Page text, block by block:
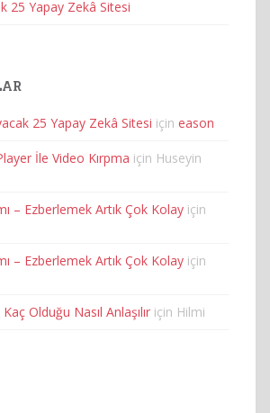
25 Yapay Zekâ Sitesi
25 Yapay Zekâ Sitesi için eason
İle Video Kırpma için Huseyin
– Ezberlemek Artık Çok Kolay için
– Ezberlemek Artık Çok Kolay için
Olduğu Nasıl Anlaşılır için Hilmi